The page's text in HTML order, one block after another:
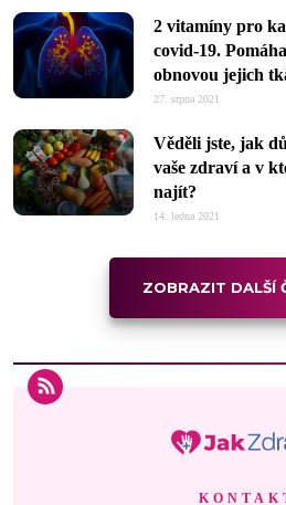
2 vitamíny pro
covid-19.
obnovou jejich
27. srpna 2021
Věděli jste, jak
vaše zdraví a v
najít?
14. ledna 2021
ZOBRAZIT DALŠÍ